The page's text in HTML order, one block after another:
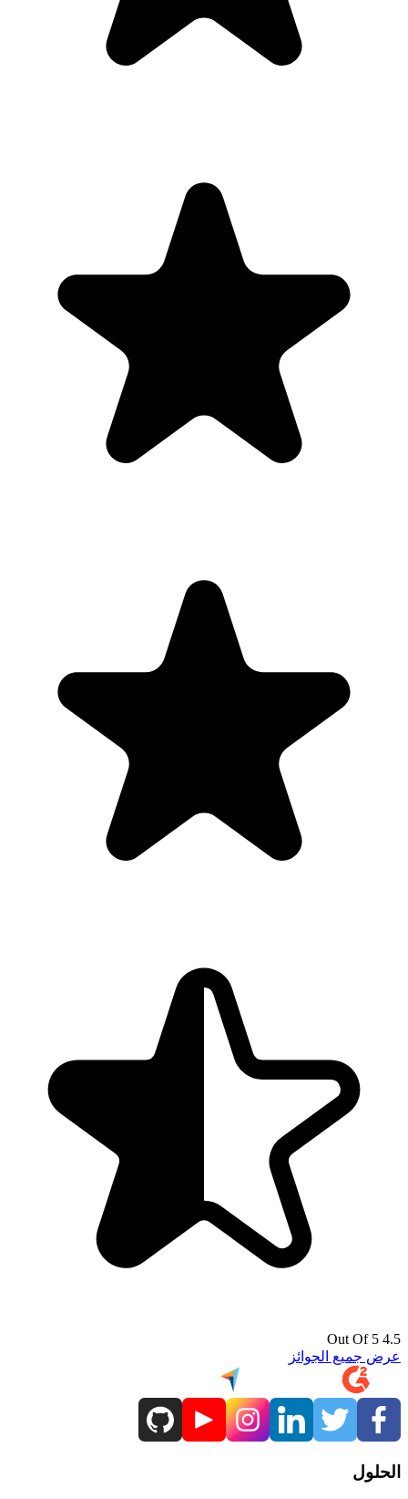
4.5 Out Of 5
عرض جميع الجوائز
الحلول